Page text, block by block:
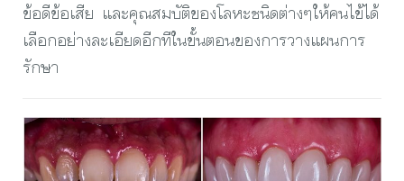
ข้อดีข้อเสีย และคุณสมบัติของโลหะชนิดต่างๆให้คนไข้ได้
เลือกอย่างละเอียดอีกทีในขั้นตอนของการวางแผนการ
รักษา